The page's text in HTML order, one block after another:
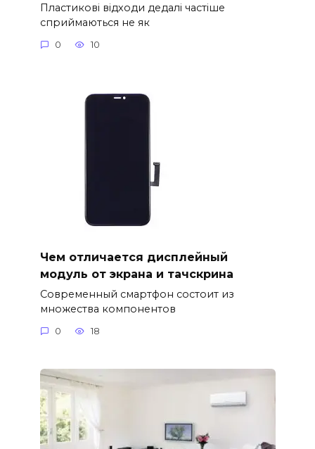
Пластикові відходи дедалі частіше
сприймаються не як
0 10
Чем отличается дисплейный
модуль от экрана и тачскрина
Современный смартфон состоит из
множества компонентов
0 18